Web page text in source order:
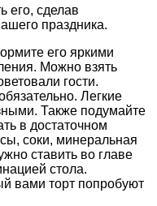
его, сделав
праздника.
его яркими
Можно взять
гости.
Легкие
Также подумайте
в достаточном
соки, минеральная
ставить во главе
стола.
вами торт попробуют